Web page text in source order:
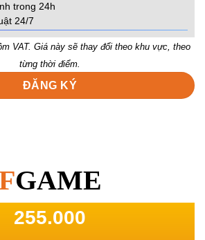
trong 24h
24/7
VAT. Giá này sẽ thay đổi theo khu vực, theo
từng thời điểm.
ĐĂNG KÝ
GAME
255.000